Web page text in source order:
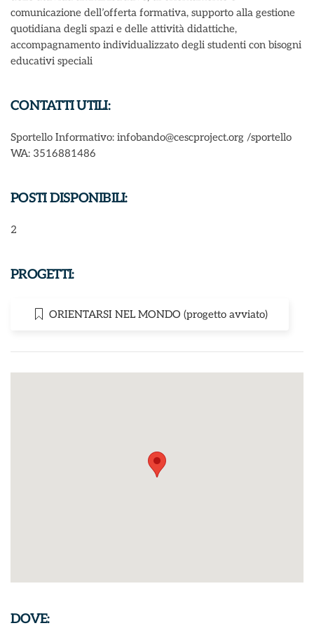
comunicazione dell’offerta formativa, supporto alla gestione
quotidiana degli spazi e delle attività didattiche,
accompagnamento individualizzato degli studenti con bisogni
educativi speciali
CONTATTI UTILI:
Sportello Informativo: infobando@cescproject.org /sportello
WA: 3516881486
POSTI DISPONIBILI:
2
PROGETTI:
ORIENTARSI NEL MONDO (progetto avviato)
DOVE: